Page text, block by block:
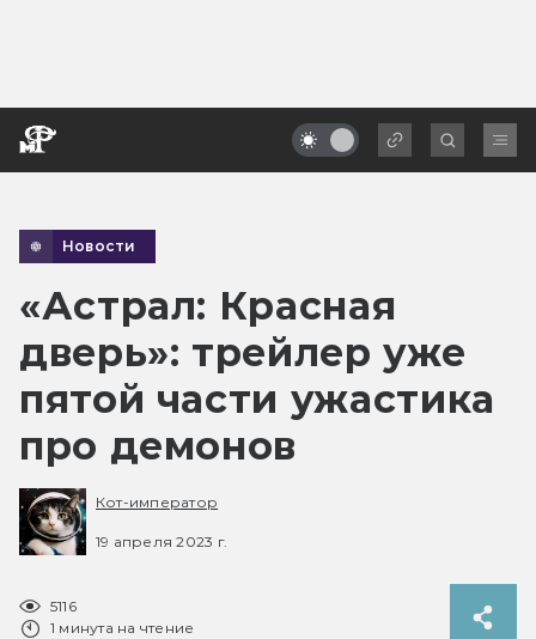
Новости
«Астрал: Красная
дверь»: трейлер уже
пятой части ужастика
про демонов
Кот-император
19 апреля 2023 г.
5116
1 минута на чтение